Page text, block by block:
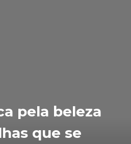
pela beleza
que se